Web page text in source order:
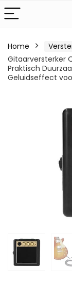
Home
Gitaarversterker
Praktisch
Geluidseffect